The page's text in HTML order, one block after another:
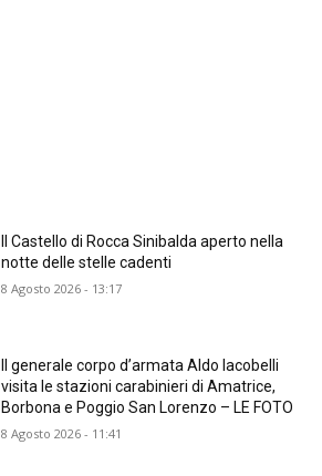
Il Castello di Rocca Sinibalda aperto nella
notte delle stelle cadenti
8 Agosto 2026 - 13:17
Il generale corpo d’armata Aldo Iacobelli
visita le stazioni carabinieri di Amatrice,
Borbona e Poggio San Lorenzo – LE FOTO
8 Agosto 2026 - 11:41